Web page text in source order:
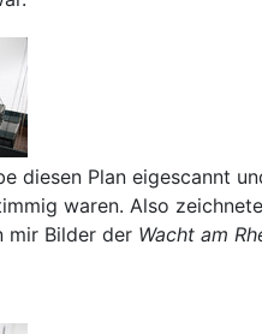
diesen Plan eigescannt
waren. Also
mir Bilder der Wacht am